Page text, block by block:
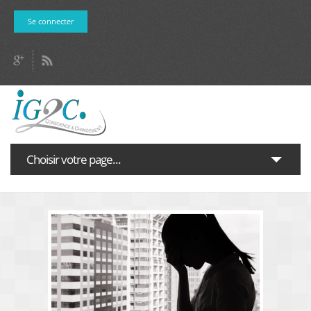
Se connecter
Choisir votre page...
Accueil
Actualités
L’entreprise